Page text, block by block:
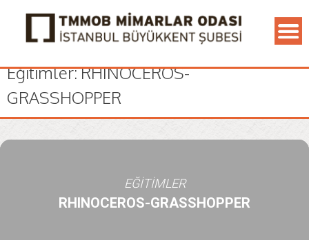
Eğitimler: RHINOCEROS-
GRASSHOPPER
EĞITIMLER
RHINOCEROS-GRASSHOPPER